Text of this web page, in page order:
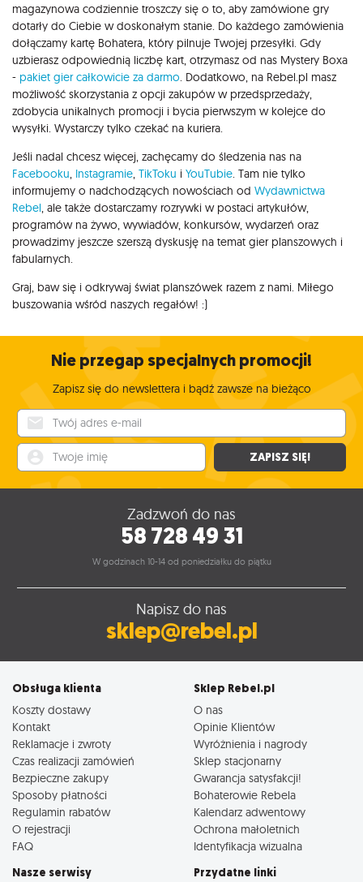
magazynowa codziennie troszczy się o to, aby zamówione gry
dotarły do Ciebie w doskonałym stanie. Do każdego zamówienia
dołączamy kartę Bohatera, który pilnuje Twojej przesyłki. Gdy
uzbierasz odpowiednią liczbę kart, otrzymasz od nas Mystery Boxa
- pakiet gier całkowicie za darmo . Dodatkowo, na Rebel.pl masz
możliwość skorzystania z opcji zakupów w przedsprzedaży,
zdobycia unikalnych promocji i bycia pierwszym w kolejce do
wysyłki. Wystarczy tylko czekać na kuriera.
Jeśli nadal chcesz więcej, zachęcamy do śledzenia nas na
Facebooku Instagramie TikToku i YouTubie . Tam nie tylko
informujemy o nadchodzących nowościach od Wydawnictwa
Rebel , ale także dostarczamy rozrywki w postaci artykułów,
programów na żywo, wywiadów, konkursów, wydarzeń oraz
prowadzimy jeszcze szerszą dyskusję na temat gier planszowych i
fabularnych.
Graj, baw się i odkrywaj świat planszówek razem z nami. Miłego
buszowania wśród naszych regałów! :)
Nie przegap specjalnych promocji!
Zapisz się do newslettera i bądź zawsze na bieżąco
ZAPISZ SIĘ!
Zadzwoń do nas
58 728 49 31
W godzinach 10-14 od poniedziałku do piątku
Napisz do nas
sklep@rebel.pl
Obsługa klienta
Koszty dostawy
Kontakt
Reklamacje i zwroty
Czas realizacji zamówień
Bezpieczne zakupy
Sposoby płatności
Regulamin rabatów
O rejestracji
FAQ
Sklep Rebel.pl
O nas
Opinie Klientów
Wyróżnienia i nagrody
Sklep stacjonarny
Gwarancja satysfakcji!
Bohaterowie Rebela
Kalendarz adwentowy
Ochrona małoletnich
Identyfikacja wizualna
Nasze serwisy Przydatne linki